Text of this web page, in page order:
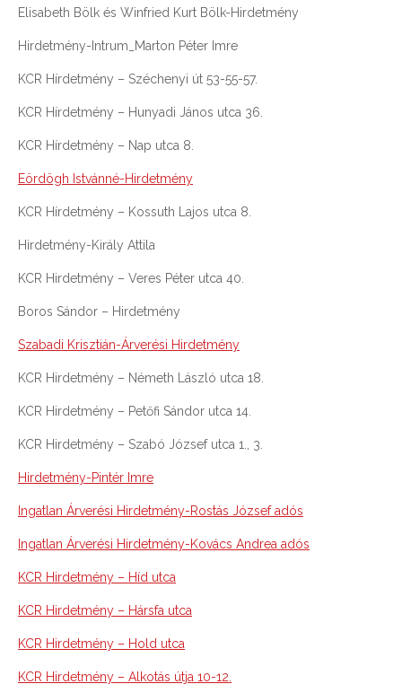
Elisabeth Bölk és Winfried Kurt Bölk-Hirdetmény
Hirdetmény-Intrum_Marton Péter Imre
KCR Hírdetmény – Széchenyi út 53-55-57.
KCR Hírdetmény – Hunyadi János utca 36.
KCR Hírdetmény – Nap utca 8.
Eördögh Istvánné-Hirdetmény
KCR Hírdetmény – Kossuth Lajos utca 8.
Hirdetmény-Király Attila
KCR Hirdetmény – Veres Péter utca 40.
Boros Sándor – Hirdetmény
Szabadi Krisztián-Árverési Hirdetmény
KCR Hirdetmény – Németh László utca 18.
KCR Hirdetmény – Petőfi Sándor utca 14.
KCR Hirdetmény – Szabó József utca 1., 3.
Hirdetmény-Pintér Imre
Ingatlan Árverési Hirdetmény-Rostás József adós
Ingatlan Árverési Hirdetmény-Kovács Andrea adós
KCR Hirdetmény – Híd utca
KCR Hirdetmény – Hársfa utca
KCR Hirdetmény – Hold utca
KCR Hirdetmény – Alkotás útja 10-12.